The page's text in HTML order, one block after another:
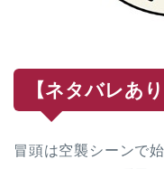
【ネタバレあ
冒頭は空襲シーンで